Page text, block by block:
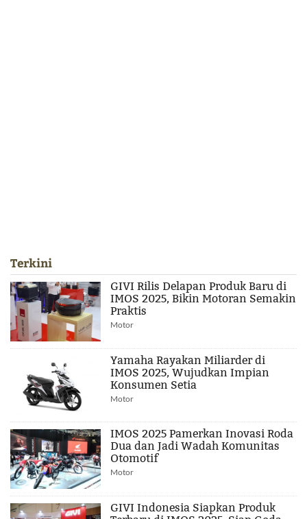
Terkini
GIVI Rilis Delapan Produk Baru di
IMOS 2025, Bikin Motoran Semakin
Praktis
Motor
Yamaha Rayakan Miliarder di
IMOS 2025, Wujudkan Impian
Konsumen Setia
Motor
IMOS 2025 Pamerkan Inovasi Roda
Dua dan Jadi Wadah Komunitas
Otomotif
Motor
GIVI Indonesia Siapkan Produk